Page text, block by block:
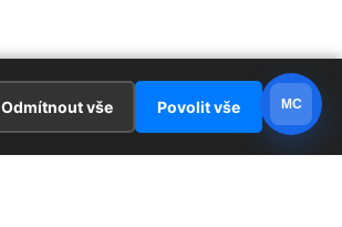
Odmítnout vše Povolit vše MC